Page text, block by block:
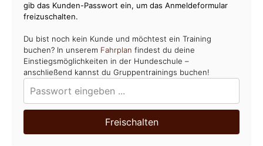
gib das Kunden-Passwort ein, um das Anmeldeformular
freizuschalten.
Du bist noch kein Kunde und möchtest ein Training
buchen? In unserem Fahrplan findest du deine
Einstiegsmöglichkeiten in der Hundeschule –
anschließend kannst du Gruppentrainings buchen!
Freischalten